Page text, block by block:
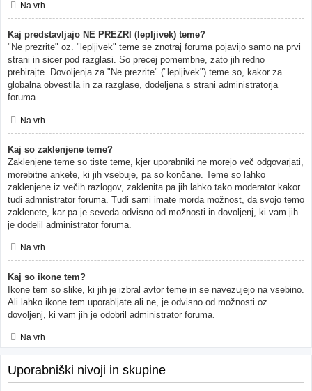
Na vrh
Kaj predstavljajo NE PREZRI (lepljivek) teme?
"Ne prezrite" oz. "lepljivek" teme se znotraj foruma pojavijo samo na prvi
strani in sicer pod razglasi. So precej pomembne, zato jih redno
prebirajte. Dovoljenja za "Ne prezrite" ("lepljivek") teme so, kakor za
globalna obvestila in za razglase, dodeljena s strani administratorja
foruma.
Na vrh
Kaj so zaklenjene teme?
Zaklenjene teme so tiste teme, kjer uporabniki ne morejo več odgovarjati,
morebitne ankete, ki jih vsebuje, pa so končane. Teme so lahko
zaklenjene iz večih razlogov, zaklenita pa jih lahko tako moderator kakor
tudi admnistrator foruma. Tudi sami imate morda možnost, da svojo temo
zaklenete, kar pa je seveda odvisno od možnosti in dovoljenj, ki vam jih
je dodelil administrator foruma.
Na vrh
Kaj so ikone tem?
Ikone tem so slike, ki jih je izbral avtor teme in se navezujejo na vsebino.
Ali lahko ikone tem uporabljate ali ne, je odvisno od možnosti oz.
dovoljenj, ki vam jih je odobril administrator foruma.
Na vrh
Uporabniški nivoji in skupine